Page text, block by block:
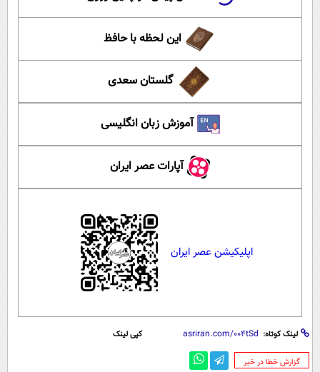
این لحظه با حافظ
گلستان سعدی
آموزش زبان انگلیسی
آپارات عصر ایران
اپلیکیشن عصر ایران
لینک کوتاه: کپی لینک
‌گزارش خطا در خبر